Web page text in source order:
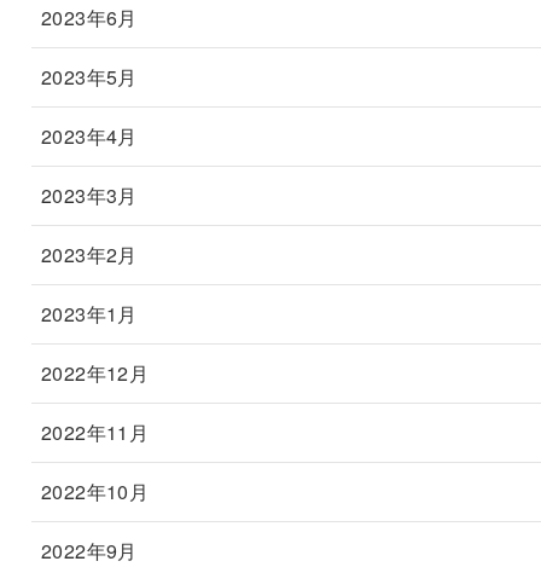
2023年6月
2023年5月
2023年4月
2023年3月
2023年2月
2023年1月
2022年12月
2022年11月
2022年10月
2022年9月